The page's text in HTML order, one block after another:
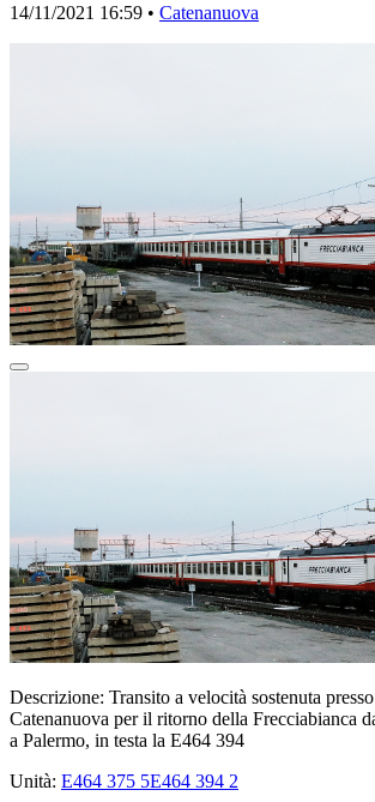
14/11/2021 16:59 • Catenanuova
Descrizione: Transito a velocità sostenuta
Catenanuova per il ritorno della Frecciabianca
a Palermo, in testa la E464 394
Unità: E464 375 5E464 394 2